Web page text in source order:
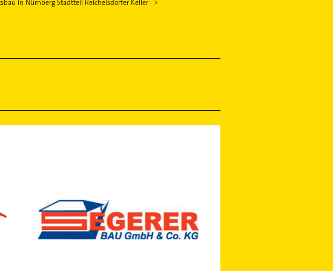
in Nürnberg Stadtteil Reichelsdorfer Keller